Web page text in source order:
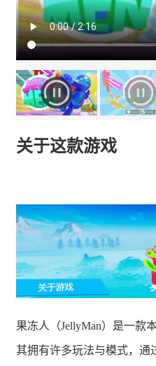
关于这款游戏
果冻人（JellyMan）是一款
其拥有许多玩法与模式，通